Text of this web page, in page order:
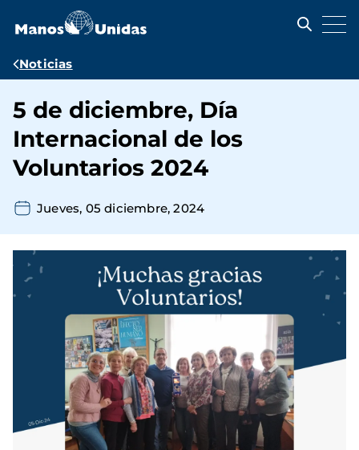
contenido
Ruta
navegación
Noticias
5 de diciembre, Día
Internacional de los
Voluntarios 2024
Jueves, 05 diciembre, 2024